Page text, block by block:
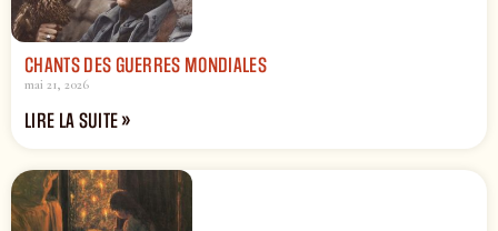
CHANTS DES GUERRES MONDIALES
mai 21, 2026
LIRE LA SUITE »